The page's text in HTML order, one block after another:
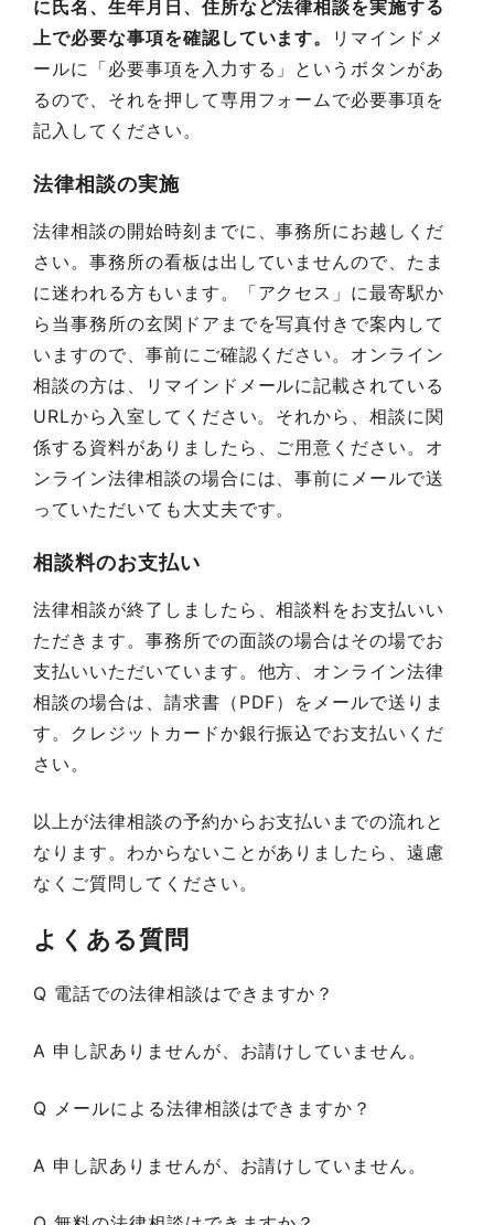
に氏名、生年月日、住所など法律相談を実施する
上で必要な事項を確認しています。
リマインドメ
ールに「必要事項を入力する」というボタンがあ
るので、それを押して専用フォームで必要事項を
記入してください。
法律相談の実施
法律相談の開始時刻までに、事務所にお越しくだ
さい。事務所の看板は出していませんので、たま
に迷われる方もいます。「アクセス」に最寄駅か
ら当事務所の玄関ドアまでを写真付きで案内して
いますので、事前にご確認ください。オンライン
相談の方は、リマインドメールに記載されている
URLから入室してください。それから、相談に関
係する資料がありましたら、ご用意ください。オ
ンライン法律相談の場合には、事前にメールで送
っていただいても大丈夫です。
相談料のお支払い
法律相談が終了しましたら、相談料をお支払いい
ただきます。事務所での面談の場合はその場でお
支払いいただいています。他方、オンライン法律
相談の場合は、請求書（PDF）をメールで送りま
す。クレジットカードか銀行振込でお支払いくだ
さい。
以上が法律相談の予約からお支払いまでの流れと
なります。わからないことがありましたら、遠慮
なくご質問してください。
よくある質問
Q 電話での法律相談はできますか？
A 申し訳ありませんが、お請けしていません。
Q メールによる法律相談はできますか？
A 申し訳ありませんが、お請けしていません。